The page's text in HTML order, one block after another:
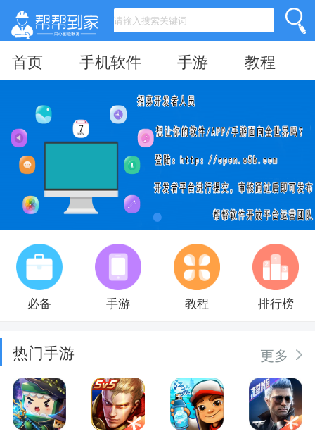
首页 手机软件 手游 教程
必备 手游 教程 排行榜
热门手游 更多